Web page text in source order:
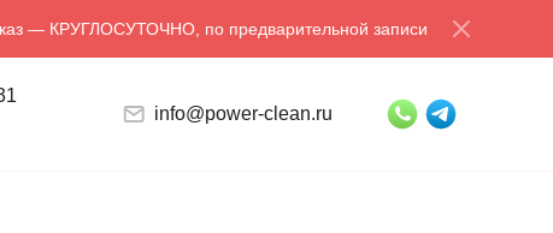
— КРУГЛОСУТОЧНО, по предварительной записи
info@power-clean.ru